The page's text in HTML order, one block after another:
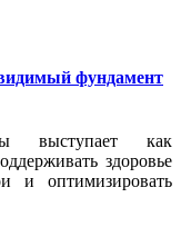
фундамент
выступает как
здоровье
и оптимизировать